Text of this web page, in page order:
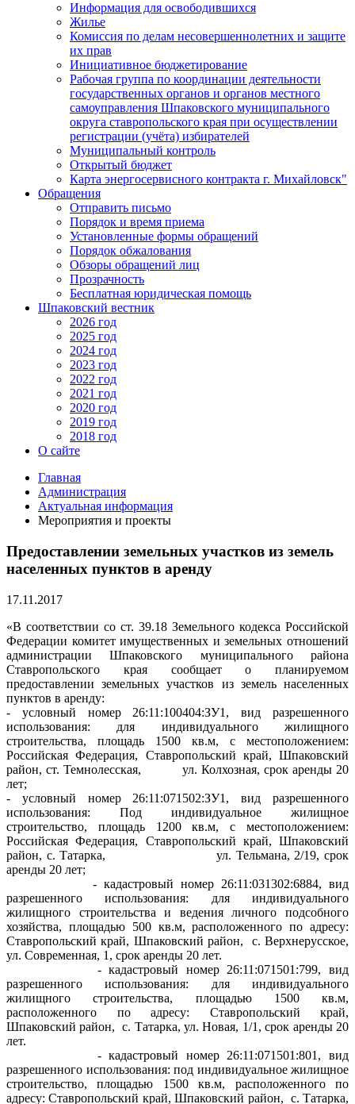
Информация для освободившихся
Жилье
Комиссия по делам несовершеннолетних и защите
их прав
Инициативное бюджетирование
Рабочая группа по координации деятельности
государственных органов и органов местного
самоуправления Шпаковского муниципального
округа ставропольского края при осуществлении
регистрации (учёта) избирателей
Муниципальный контроль
Открытый бюджет
Карта энергосервисного контракта г. Михайловск"
Обращения
Отправить письмо
Порядок и время приема
Установленные формы обращений
Порядок обжалования
Обзоры обращений лиц
Прозрачность
Бесплатная юридическая помощь
Шпаковский вестник
2026 год
2025 год
2024 год
2023 год
2022 год
2021 год
2020 год
2019 год
2018 год
О сайте
Главная
Администрация
Актуальная информация
Мероприятия и проекты
Предоставлении земельных участков из земель
населенных пунктов в аренду
17.11.2017
«В соответствии со ст. 39.18 Земельного кодекса Российской
Федерации комитет имущественных и земельных отношений
администрации Шпаковского муниципального района
Ставропольского края сообщает о планируемом
предоставлении земельных участков из земель населенных
пунктов в аренду:
- условный номер 26:11:100404:ЗУ1, вид разрешенного
использования: для индивидуального жилищного
строительства, площадь 1500 кв.м, с местоположением:
Российская Федерация, Ставропольский край, Шпаковский
район, ст. Темнолесская, ул. Колхозная, срок аренды 20
лет;
- условный номер 26:11:071502:ЗУ1, вид разрешенного
использования: Под индивидуальное жилищное
строительство, площадь 1200 кв.м, с местоположением:
Российская Федерация, Ставропольский край, Шпаковский
район, с. Татарка, ул. Тельмана, 2/19, срок
аренды 20 лет;
- кадастровый номер 26:11:031302:6884, вид
разрешенного использования: для индивидуального
жилищного строительства и ведения личного подсобного
хозяйства, площадью 500 кв.м, расположенного по адресу:
Ставропольский край, Шпаковский район, с. Верхнерусское,
ул. Современная, 1, срок аренды 20 лет.
- кадастровый номер 26:11:071501:799, вид
разрешенного использования: для индивидуального
жилищного строительства, площадью 1500 кв.м,
расположенного по адресу: Ставропольский край,
Шпаковский район, с. Татарка, ул. Новая, 1/1, срок аренды 20
лет.
- кадастровый номер 26:11:071501:801, вид
разрешенного использования: под индивидуальное жилищное
строительство, площадью 1500 кв.м, расположенного по
адресу: Ставропольский край, Шпаковский район, с. Татарка,